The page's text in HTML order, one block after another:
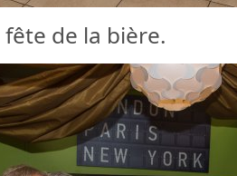
de la bière.